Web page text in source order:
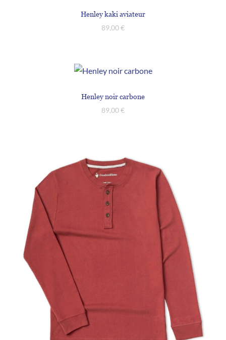
Henley kaki aviateur
89,00€
Henley noir carbone
89,00€